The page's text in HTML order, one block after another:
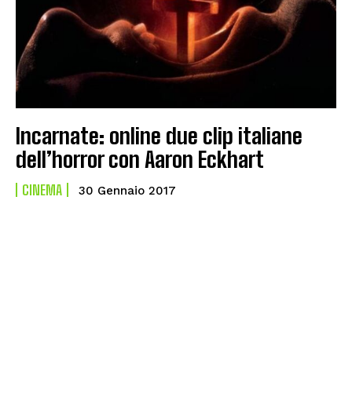
Incarnate: online due clip italiane
dell’horror con Aaron Eckhart
CINEMA 30 Gennaio 2017